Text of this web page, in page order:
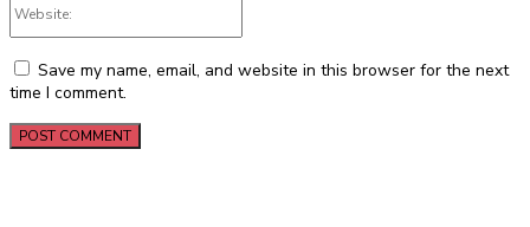
Save my name, email, and website in this browser for the next
time I comment.